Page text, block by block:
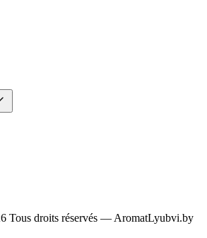
Tous droits réservés — AromatLyubvi.by